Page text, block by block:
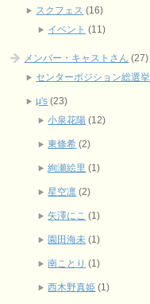
スクフェス (16)
イベント (11)
メンバー・キャストさん (27)
センターポジション総選挙
μ's (23)
小泉花陽 (12)
東條希 (2)
絢瀬絵里 (1)
星空凛 (2)
矢澤にこ (1)
園田海未 (1)
南ことり (1)
西木野真姫 (1)